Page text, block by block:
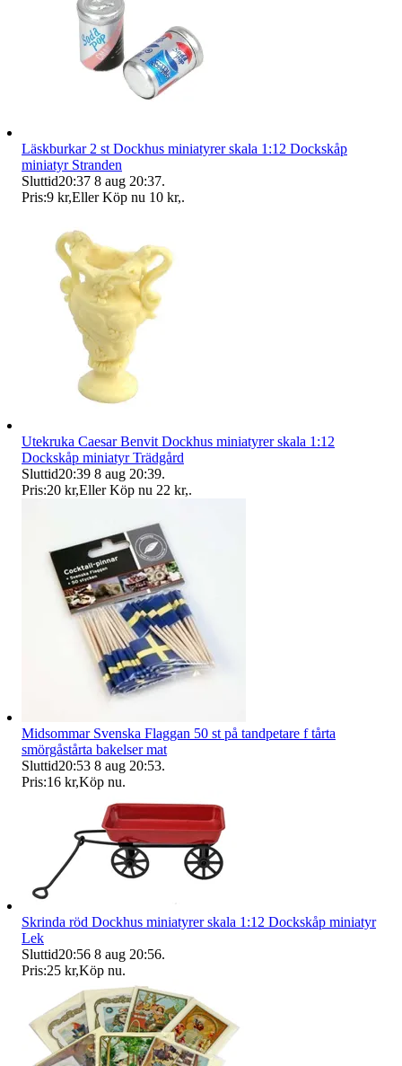
Läskburkar 2 st Dockhus miniatyrer skala 1:12 Dockskåp
miniatyr Stranden
Sluttid20:37 8 aug 20:37.
Pris:9 kr,Eller Köp nu 10 kr,.
Utekruka Caesar Benvit Dockhus miniatyrer skala 1:12
Dockskåp miniatyr Trädgård
Sluttid20:39 8 aug 20:39.
Pris:20 kr,Eller Köp nu 22 kr,.
Midsommar Svenska Flaggan 50 st på tandpetare f tårta
smörgåstårta bakelser mat
Sluttid20:53 8 aug 20:53.
Pris:16 kr,Köp nu.
Skrinda röd Dockhus miniatyrer skala 1:12 Dockskåp miniatyr
Lek
Sluttid20:56 8 aug 20:56.
Pris:25 kr,Köp nu.